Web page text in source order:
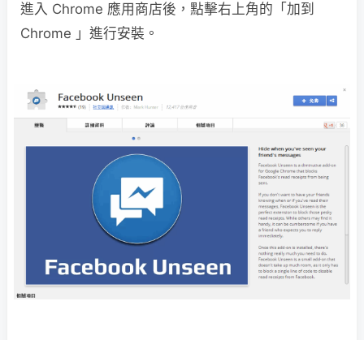
進入 Chrome 應用商店後，點擊右上角的「加到
Chrome 」進行安裝。